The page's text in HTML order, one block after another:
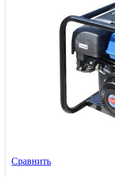
Сравнить